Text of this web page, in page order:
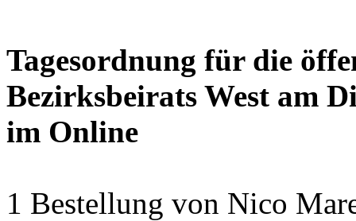
Tagesordnung für die
Bezirksbeirats West am
im Online
1 Bestellung von Nico